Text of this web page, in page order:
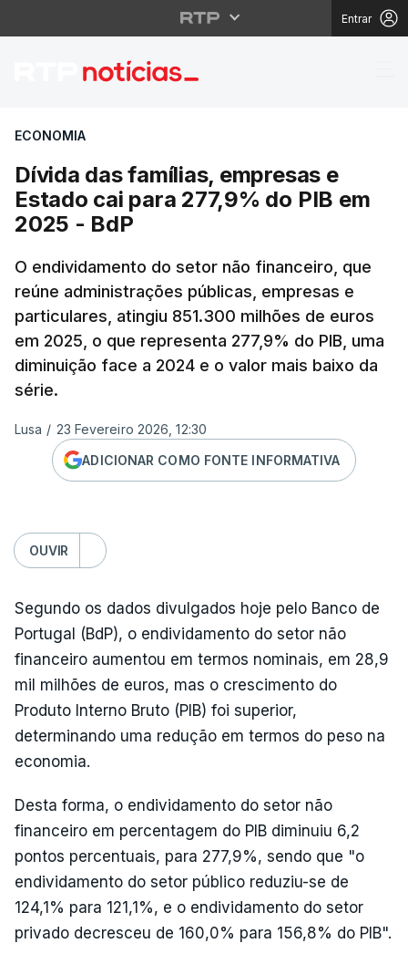
Entrar
Dívida das famílias,
ECONOMIA
Dívida das famílias, empresas e
Estado cai para 277,9% do PIB em
2025 - BdP
O endividamento do setor não financeiro, que
reúne administrações públicas, empresas e
particulares, atingiu 851.300 milhões de euros
em 2025, o que representa 277,9% do PIB, uma
diminuição face a 2024 e o valor mais baixo da
série.
Lusa / 23 Fevereiro 2026, 12:30
ADICIONAR COMO FONTE INFORMATIVA
OUVIR
Segundo os dados divulgados hoje pelo Banco de
Portugal (BdP), o endividamento do setor não
financeiro aumentou em termos nominais, em 28,9
mil milhões de euros, mas o crescimento do
Produto Interno Bruto (PIB) foi superior,
determinando uma redução em termos do peso na
economia.
Desta forma, o endividamento do setor não
financeiro em percentagem do PIB diminuiu 6,2
pontos percentuais, para 277,9%, sendo que "o
endividamento do setor público reduziu-se de
124,1% para 121,1%, e o endividamento do setor
privado decresceu de 160,0% para 156,8% do PIB".